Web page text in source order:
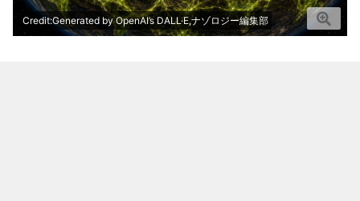
Credit:Generated by OpenAI’s DALL·E,ナゾロジー編集部